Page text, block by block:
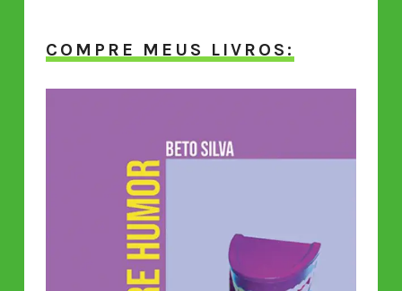
COMPRE MEUS LIVROS: